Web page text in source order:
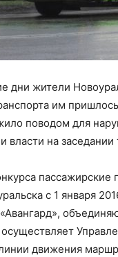
дни жители
им
поводом для
власти на
с 1 января
движения